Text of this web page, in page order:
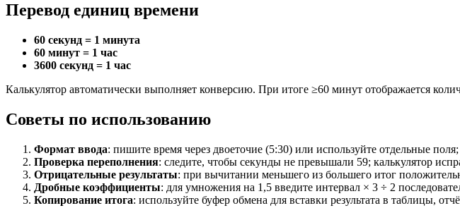
Перевод единиц времени
60 секунд = 1 минута
60 минут = 1 час
3600 секунд = 1 час
Калькулятор автоматически выполняет конверсию. При итоге ≥60 минут отображается
Советы по использованию
Формат ввода: пишите время через двоеточие (5:30) или используйте отдельные
Проверка переполнения: следите, чтобы секунды не превышали 59; калькулятор
Отрицательные результаты: при вычитании меньшего из большего итог
Дробные коэффициенты: для умножения на 1,5 введите интервал × 3 ÷ 2
Копирование итога: используйте буфер обмена для вставки результата в таблицы,